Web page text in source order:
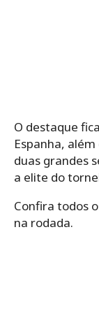
O destaque
Espanha,
duas grandes
a elite do
Confira todos
na rodada.